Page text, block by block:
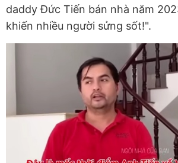
daddy Đức Tiến bán nhà năm
khiến nhiều người sửng sốt!".